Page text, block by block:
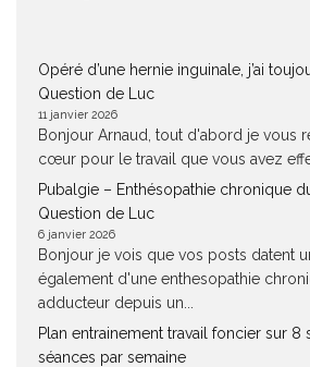
Opéré d’une hernie inguinale, j’ai
Question de Luc
11 janvier 2026
Bonjour Arnaud, tout d'abord je vous
cœur pour le travail que vous avez
Pubalgie – Enthésopathie chronique
Question de Luc
6 janvier 2026
Bonjour je vois que vos posts datent
également d'une enthesopathie
adducteur depuis un...
Plan entrainement travail foncier sur 8
séances par semaine